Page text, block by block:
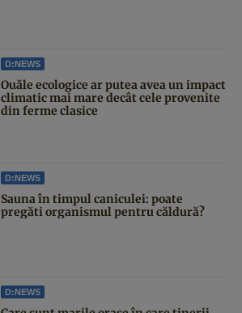
D:NEWS
Ouăle ecologice ar putea avea un impact
climatic mai mare decât cele provenite
din ferme clasice
D:NEWS
Sauna în timpul caniculei: poate
pregăti organismul pentru căldură?
D:NEWS